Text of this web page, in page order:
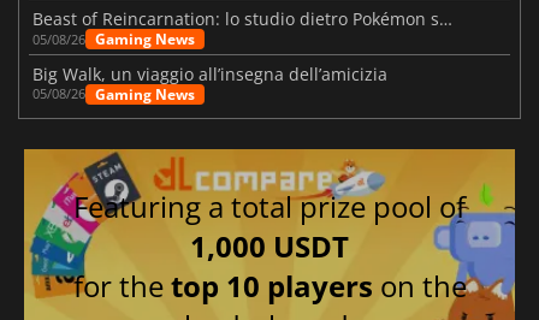
Beast of Reincarnation: lo studio dietro Pokémon su una nuova strada
05/08/26 Gaming News
Big Walk, un viaggio all’insegna dell’amicizia
05/08/26 Gaming News
Featuring a total prize pool of
1,000 USDT
for thetop 10 players on the